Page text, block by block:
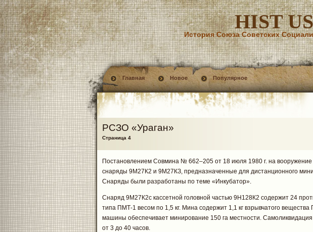
HIST
История Союза Советских
Главная Новое Популярное
РСЗО «Ураган»
Страница 4
Постановлением Совмина № 662–205 от 18 июля 1980 г. на
снаряды 9М27К2 и 9М27КЗ, предназначенные для дистанционного
Снаряды были разработаны по теме «Инкубатор».
Снаряд 9М27К2с кассетной головной частью 9Н128К2 содержит 24
типа ПМТ-1 весом по 1,5 кг. Мина содержит 1,1 кг взрывчатого
машины обеспечивает минирование 150 га местности.
от 3 до 40 часов.